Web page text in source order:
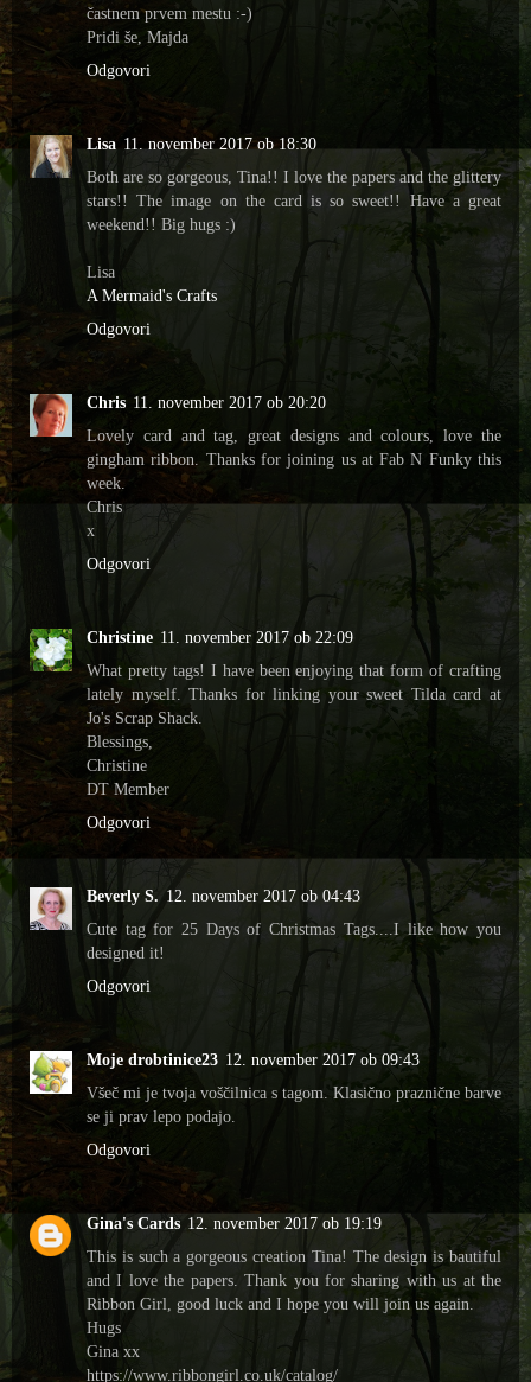
častnem prvem mestu :-)
Pridi še, Majda
Odgovori
Lisa 11. november 2017 ob 18:30
Both are so gorgeous, Tina!! I love the papers and the glittery
stars!! The image on the card is so sweet!! Have a great
weekend!! Big hugs :)
Lisa
A Mermaid's Crafts
Odgovori
Chris 11. november 2017 ob 20:20
Lovely card and tag, great designs and colours, love the
gingham ribbon. Thanks for joining us at Fab N Funky this
week.
Chris
x
Odgovori
Christine 11. november 2017 ob 22:09
What pretty tags! I have been enjoying that form of crafting
lately myself. Thanks for linking your sweet Tilda card at
Jo's Scrap Shack.
Blessings,
Christine
DT Member
Odgovori
Beverly S. 12. november 2017 ob 04:43
Cute tag for 25 Days of Christmas Tags....I like how you
designed it!
Odgovori
Moje drobtinice23 12. november 2017 ob 09:43
Všeč mi je tvoja voščilnica s tagom. Klasično praznične barve
se ji prav lepo podajo.
Odgovori
Gina's Cards 12. november 2017 ob 19:19
This is such a gorgeous creation Tina! The design is bautiful
and I love the papers. Thank you for sharing with us at the
Ribbon Girl, good luck and I hope you will join us again.
Hugs
Gina xx
https://www.ribbongirl.co.uk/catalog/